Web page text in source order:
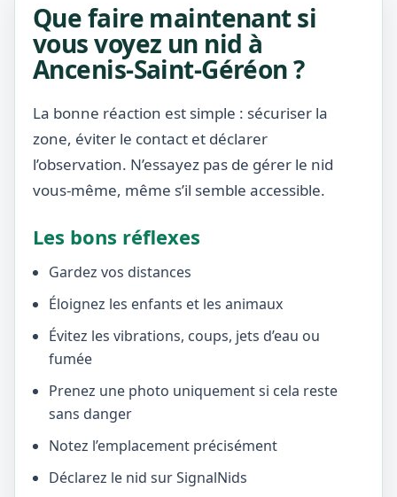
Que faire maintenant si
vous voyez un nid à
Ancenis-Saint-Géréon ?
La bonne réaction est simple : sécuriser la
zone, éviter le contact et déclarer
l’observation. N’essayez pas de gérer le nid
vous-même, même s’il semble accessible.
Les bons réflexes
Gardez vos distances
Éloignez les enfants et les animaux
Évitez les vibrations, coups, jets d’eau ou
fumée
Prenez une photo uniquement si cela reste
sans danger
Notez l’emplacement précisément
Déclarez le nid sur SignalNids